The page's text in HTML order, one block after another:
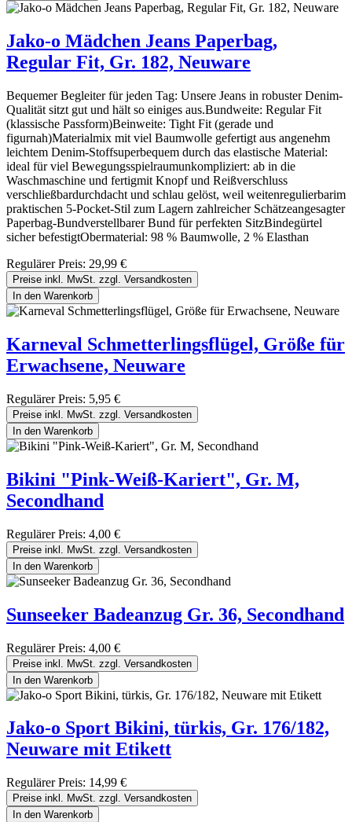
Jako-o Mädchen Jeans Paperbag,
Regular Fit, Gr. 182, Neuware
Bequemer Begleiter für jeden Tag: Unsere Jeans in robuster Denim-
Qualität sitzt gut und hält so einiges aus.Bundweite: Regular Fit
(klassische Passform)Beinweite: Tight Fit (gerade und
figurnah)Materialmix mit viel Baumwolle gefertigt aus angenehm
leichtem Denim-Stoffsuperbequem durch das elastische Material:
ideal für viel Bewegungsspielraumunkompliziert: ab in die
Waschmaschine und fertigmit Knopf und Reißverschluss
verschließbardurchdacht und schlau gelöst, weil weitenregulierbarim
praktischen 5-Pocket-Stil zum Lagern zahlreicher Schätzeangesagter
Paperbag-Bundverstellbarer Bund für perfekten SitzBindegürtel
sicher befestigtObermaterial: 98 % Baumwolle, 2 % Elasthan
Regulärer Preis: 29,99 €
Preise inkl. MwSt. zzgl. Versandkosten
In den Warenkorb
Karneval Schmetterlingsflügel, Größe für
Erwachsene, Neuware
Regulärer Preis: 5,95 €
Preise inkl. MwSt. zzgl. Versandkosten
In den Warenkorb
Bikini "Pink-Weiß-Kariert", Gr. M,
Secondhand
Regulärer Preis: 4,00 €
Preise inkl. MwSt. zzgl. Versandkosten
In den Warenkorb
Sunseeker Badeanzug Gr. 36, Secondhand
Regulärer Preis: 4,00 €
Preise inkl. MwSt. zzgl. Versandkosten
In den Warenkorb
Jako-o Sport Bikini, türkis, Gr. 176/182,
Neuware mit Etikett
Regulärer Preis: 14,99 €
Preise inkl. MwSt. zzgl. Versandkosten
In den Warenkorb